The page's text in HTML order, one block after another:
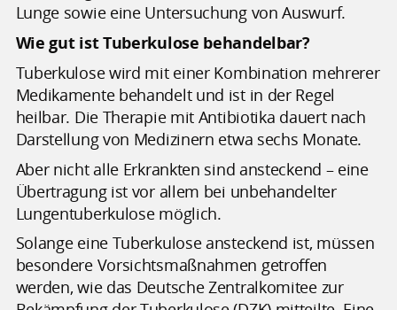
Lunge sowie eine Untersuchung von Auswurf.
Wie gut ist Tuberkulose behandelbar?
Tuberkulose wird mit einer Kombination mehrerer
Medikamente behandelt und ist in der Regel
heilbar. Die Therapie mit Antibiotika dauert nach
Darstellung von Medizinern etwa sechs Monate.
Aber nicht alle Erkrankten sind ansteckend – eine
Übertragung ist vor allem bei unbehandelter
Lungentuberkulose möglich.
Solange eine Tuberkulose ansteckend ist, müssen
besondere Vorsichtsmaßnahmen getroffen
werden, wie das Deutsche Zentralkomitee zur